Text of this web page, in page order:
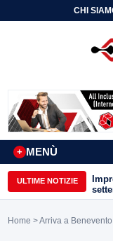
CHI
MENÙ
+
ULTIME NOTIZIE
e
Home > Arriva a